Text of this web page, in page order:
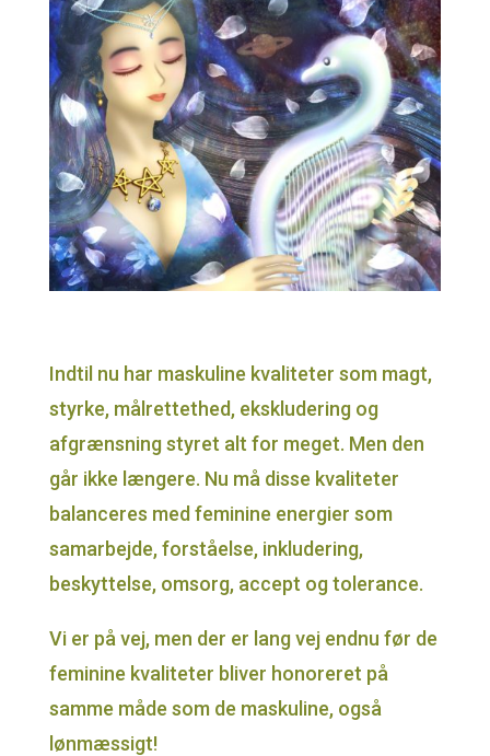
Indtil nu har maskuline kvaliteter som magt,
styrke, målrettethed, ekskludering og
afgrænsning styret alt for meget. Men den
går ikke længere. Nu må disse kvaliteter
balanceres med feminine energier som
samarbejde, forståelse, inkludering,
beskyttelse, omsorg, accept og tolerance.
Vi er på vej, men der er lang vej endnu før de
feminine kvaliteter bliver honoreret på
samme måde som de maskuline, også
lønmæssigt!